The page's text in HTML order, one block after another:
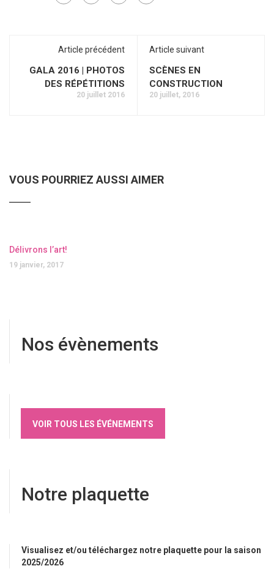
Article précédent
GALA 2016 | PHOTOS
DES RÉPÉTITIONS
20 juillet 2016
Article suivant
SCÈNES EN
CONSTRUCTION
20 juillet, 2016
VOUS POURRIEZ AUSSI AIMER
Délivrons l’art!
19 janvier, 2017
Nos évènements
VOIR TOUS LES ÉVÉNEMENTS
Notre plaquette
Visualisez et/ou téléchargez notre plaquette pour la saison
2025/2026